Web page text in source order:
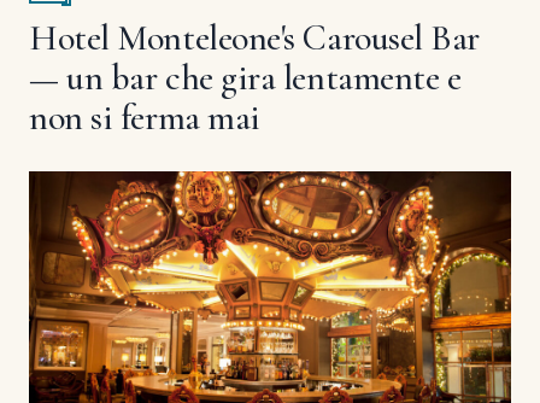
Hotel Monteleone's Carousel Bar
— un bar che gira lentamente e
non si ferma mai